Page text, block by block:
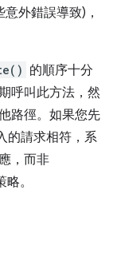
外錯誤導致)，
的順序十分
呼叫此方法，然
路徑。如果您先
的請求相符，系
，而非
。